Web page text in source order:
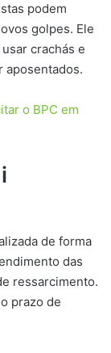
podem
golpes. Ele
crachás e
aposentados.
o BPC em
de forma
das
ressarcimento.
prazo de